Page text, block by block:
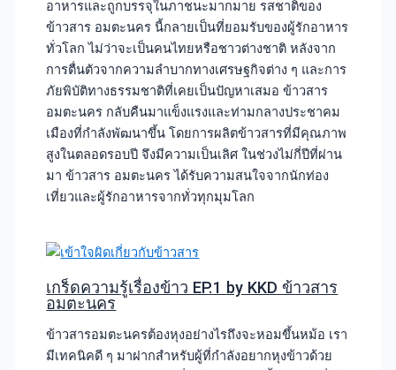
อาหารและถูกบรรจุในภาชนะมากมาย รสชาติของ
ข้าวสาร อมตะนคร นี้กลายเป็นที่ยอมรับของผู้รักอาหาร
ทั่วโลก ไม่ว่าจะเป็นคนไทยหรือชาวต่างชาติ หลังจาก
การตื่นตัวจากความลำบากทางเศรษฐกิจต่าง ๆ และการ
ภัยพิบัติทางธรรมชาติที่เคยเป็นปัญหาเสมอ ข้าวสาร
อมตะนคร กลับคืนมาแข็งแรงและท่ามกลางประชาคม
เมืองที่กำลังพัฒนาขึ้น โดยการผลิตข้าวสารที่มีคุณภาพ
สูงในตลอดรอบปี จึงมีความเป็นเลิศ ในช่วงไม่กี่ปีที่ผ่าน
มา ข้าวสาร อมตะนคร ได้รับความสนใจจากนักท่อง
เที่ยวและผู้รักอาหารจากทั่วทุกมุมโลก
เกร็ดความรู้เรื่องข้าว EP.1 by KKD ข้าวสาร
อมตะนคร
ข้าวสารอมตะนครต้องหุงอย่างไรถึงจะหอมขึ้นหม้อ เรา
มีเทคนิคดี ๆ มาฝากสำหรับผู้ที่กำลังอยากหุงข้าวด้วย